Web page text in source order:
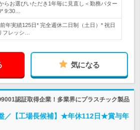
らお選びいただき1年毎に見直し＜勤務パター
9:30…
年実績125日* 完全週休二日制（土日）* 祝日
フレッシ…
気になる
認証取得企業！多業界にプラスチック製品
／【工場長候補】★年休112日★賞与年